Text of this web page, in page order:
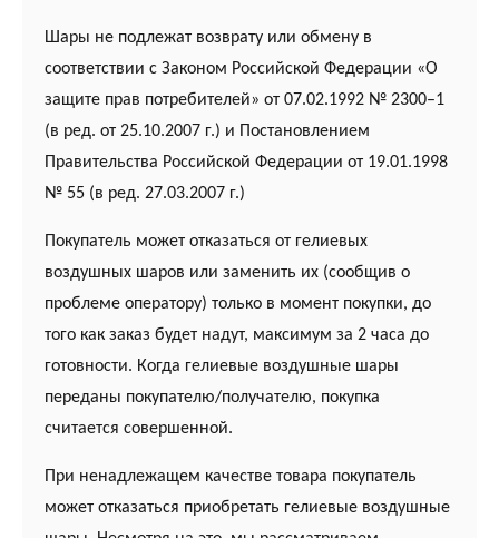
Шары не подлежат возврату или обмену в
соответствии с Законом Российской Федерации «О
защите прав потребителей» от 07.02.1992 № 2300–1
(в ред. от 25.10.2007 г.) и Постановлением
Правительства Российской Федерации от 19.01.1998
№ 55 (в ред. 27.03.2007 г.)
Покупатель может отказаться от гелиевых
воздушных шаров или заменить их (сообщив о
проблеме оператору) только в момент покупки, до
того как заказ будет надут, максимум за 2 часа до
готовности. Когда гелиевые воздушные шары
переданы покупателю/получателю, покупка
считается совершенной.
При ненадлежащем качестве товара покупатель
может отказаться приобретать гелиевые воздушные